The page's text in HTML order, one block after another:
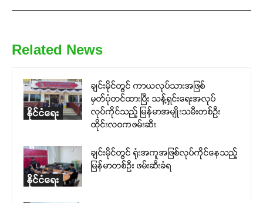
Related News
နိုင်ငံရေး
ချင်းမိုင်တွင် ကာယလုပ်သားအဖြစ်
မှတ်ပုံတင်ထားပြီး သန့်ရှင်းရေးအလုပ်
လုပ်ကိုင်သည့် မြန်မာအမျိုးသမီးတစ်ဦး
ထိုင်းလဝကဖမ်းဆီး
နိုင်ငံရေး
ချင်းမိုင်တွင် ရုံးအကူအဖြစ်လုပ်ကိုင်နေသည့်
မြန်မာတစ်ဦး ဖမ်းဆီးခံရ